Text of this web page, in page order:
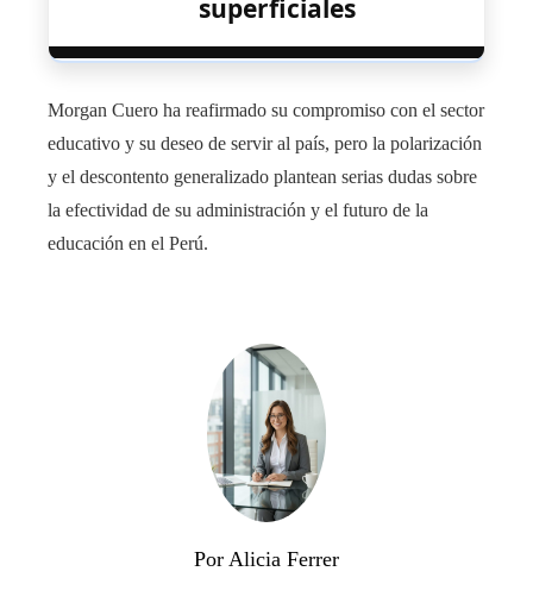
superficiales
Morgan Cuero ha reafirmado su compromiso con el sector
educativo y su deseo de servir al país, pero la polarización
y el descontento generalizado plantean serias dudas sobre
la efectividad de su administración y el futuro de la
educación en el Perú.
Por Alicia Ferrer